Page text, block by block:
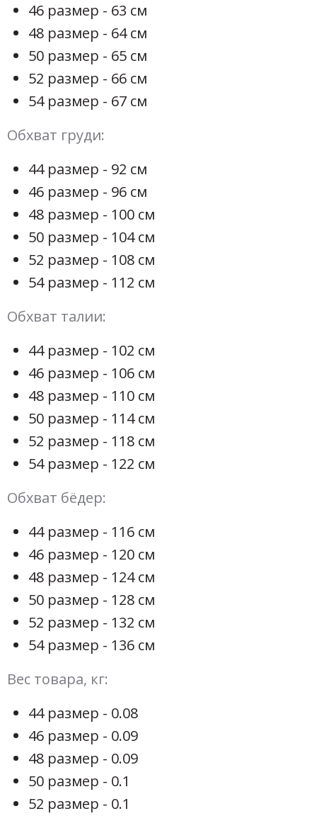
46 размер - 63 см
48 размер - 64 см
50 размер - 65 см
52 размер - 66 см
54 размер - 67 см
Обхват груди:
44 размер - 92 см
46 размер - 96 см
48 размер - 100 см
50 размер - 104 см
52 размер - 108 см
54 размер - 112 см
Обхват талии:
44 размер - 102 см
46 размер - 106 см
48 размер - 110 см
50 размер - 114 см
52 размер - 118 см
54 размер - 122 см
Обхват бёдер:
44 размер - 116 см
46 размер - 120 см
48 размер - 124 см
50 размер - 128 см
52 размер - 132 см
54 размер - 136 см
Вес товара, кг:
44 размер - 0.08
46 размер - 0.09
48 размер - 0.09
50 размер - 0.1
52 размер - 0.1